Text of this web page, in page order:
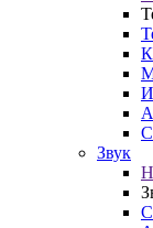
Звук